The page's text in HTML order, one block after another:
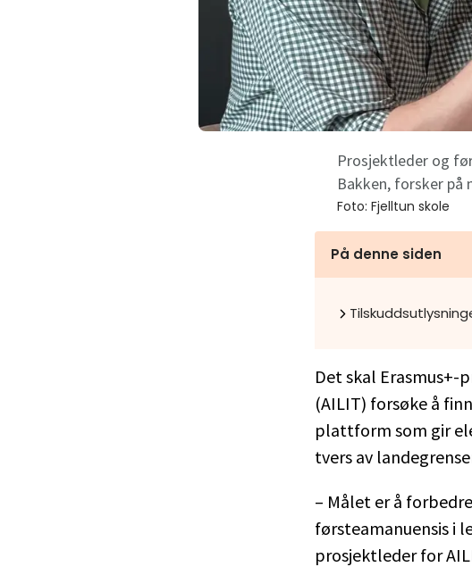
Prosjektleder og
Bakken, forsker på
Foto: Fjelltun skole
På denne siden
Det skal Erasmus+-
(AILIT) forsøke å
plattform som gir
tvers av
– Målet er å
førsteamanuensis i
prosjektleder for